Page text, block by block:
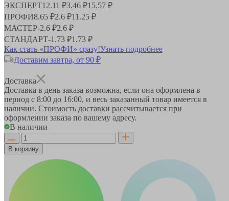
ЭКСПЕРТ12.11 ₽3.46 ₽15.57 ₽
ПРОФИ8.65 ₽2.6 ₽11.25 ₽
МАСТЕР-2.6 ₽2.6 ₽
СТАНДАРТ-1.73 ₽1.73 ₽
Как стать «ПРОФИ» сразу!Узнать подробнее
Доставим завтра, от 90 ₽
Доставка
Доставка в день заказа возможна, если она оформлена в
период с 8:00 до 16:00, и весь заказанный товар имеется в
наличии. Стоимость доставки рассчитывается при
оформлении заказа по вашему адресу.
В наличии
В корзину